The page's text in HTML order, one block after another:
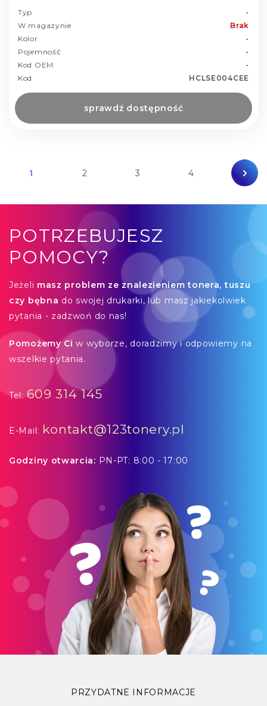
Typ
-
W magazynie
Brak
Kolor
-
Pojemność
-
Kod OEM
-
Kod
HCLSE004CEE
sprawdź dostępność
1 2 3 4
POTRZEBUJESZ
POMOCY?
Jeżeli masz problem ze znalezieniem tonera, tuszu
czy bębna do swojej drukarki, lub masz jakiekolwiek
pytania - zadzwoń do nas!
Pomożemy Ci w wyborze, doradzimy i odpowiemy na
wszelkie pytania.
Tel:609 314 145
E-Mail: kontakt@123tonery.pl
Godziny otwarcia: PN-PT: 8:00 - 17:00
PRZYDATNE INFORMACJE